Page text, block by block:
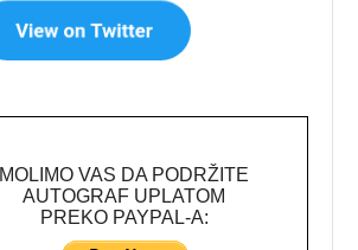
MOLIMO VAS DA PODRŽITE
AUTOGRAF UPLATOM
PREKO PAYPAL-A: